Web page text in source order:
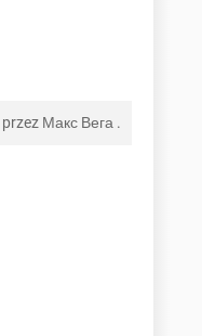
przez Макс Вега .